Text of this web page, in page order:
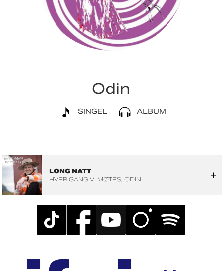
Odin
SINGEL ALBUM
LONG NATT
HVER GANG VI MØTES ODIN